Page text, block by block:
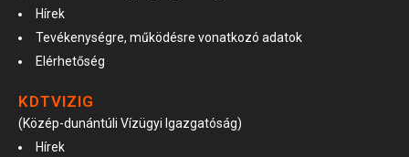
Hírek
Tevékenységre, működésre vonatkozó adatok
Elérhetőség
KDTVIZIG
(Közép-dunántúli Vízügyi Igazgatóság)
Hírek